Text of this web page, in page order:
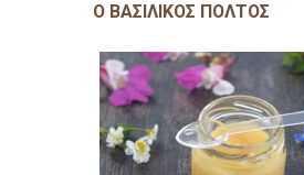
O ΒΑΣIΛΙΚΟΣ ΠΟΛΤΟΣ